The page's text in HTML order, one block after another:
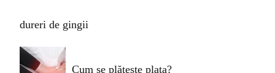
dureri de gingii
Cum se plătește plata?